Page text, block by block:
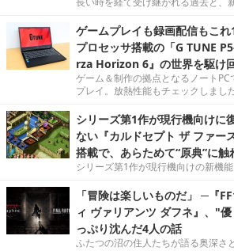
ゲームプレイも録画配信もこ
プロセッサ搭載の「G TUNE
rza Horizon 6』の世界を駆け
ゲーム＆制作の拠点となるノート
プレイ。放熱性能もチェックしまし
シリーズ第1作が現行機向けに
ない『カルドセプト ザ ファー
搭載で、あらためて“原典”に触
シリーズ第1作が現行機向けの新機
「冒険は楽しいものだ」 ─『
ィ ヴァリアンツ ダフネ』、"
っぷり沈んだ4人の話
ふたつの沼の住人たちが語る奥深さと